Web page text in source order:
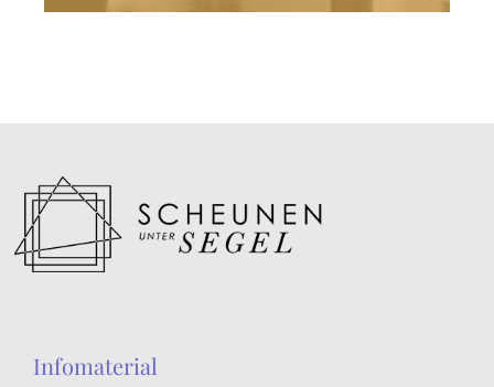
Infomaterial